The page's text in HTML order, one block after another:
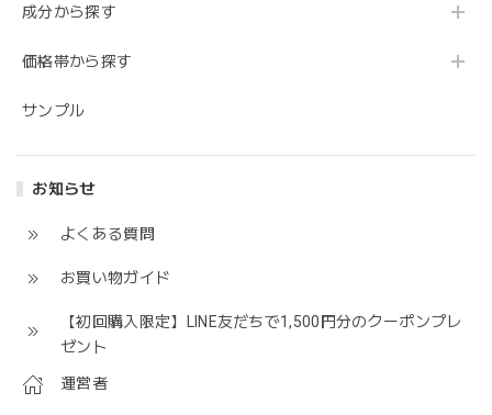
成分から探す
価格帯から探す
サンプル
お知らせ
よくある質問
お買い物ガイド
【初回購入限定】LINE友だちで1,500円分のクーポンプレ
ゼント
運営者